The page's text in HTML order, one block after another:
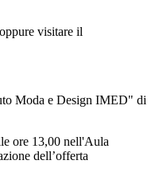
visitare il
Moda e Design IMED" di
ore 13,00 nell'Aula
dell’offerta